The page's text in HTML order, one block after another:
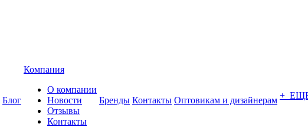
Блог
Компания
О компании
Новости
Отзывы
Контакты
Бренды Контакты Оптовикам и дизайнерам +